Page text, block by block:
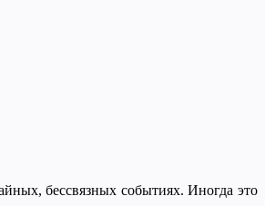
бессвязных событиях. Иногда это